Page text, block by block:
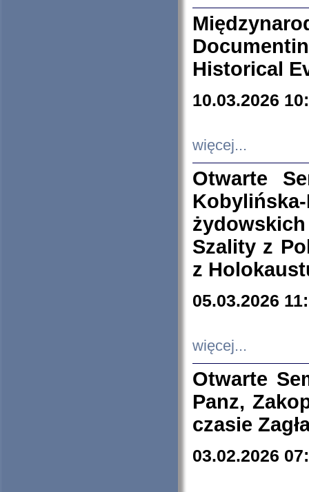
Historical
10.03.2026
więcej...
Otwarte
Szality z
z
05.03.2026
więcej...
Otwarte
Panz,
czasie
03.02.2026